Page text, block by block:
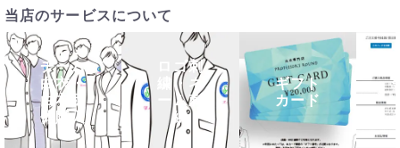
当店のサービスについて
チーム
白衣・
白衣団
体購入
ロゴ刺
繍・ネ
ーム刺
繍
ギフト
カード